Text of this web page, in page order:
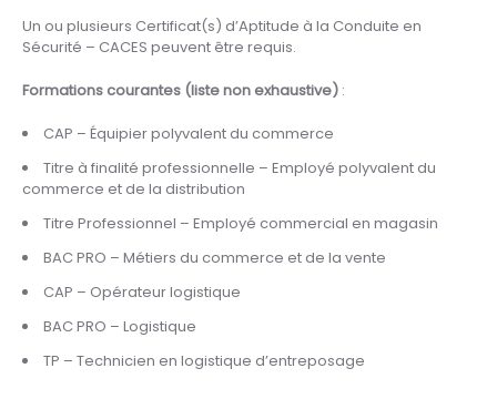
Un ou plusieurs Certificat(s) d’Aptitude à la Conduite en
Sécurité – CACES peuvent être requis.
Formations courantes (liste non exhaustive):
CAP – Équipier polyvalent du commerce
Titre à finalité professionnelle – Employé polyvalent du
commerce et de la distribution
Titre Professionnel – Employé commercial en magasin
BAC PRO – Métiers du commerce et de la vente
CAP – Opérateur logistique
BAC PRO – Logistique
TP – Technicien en logistique d’entreposage